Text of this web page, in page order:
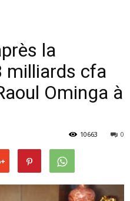
la
milliards cfa
Ominga à
0
10663